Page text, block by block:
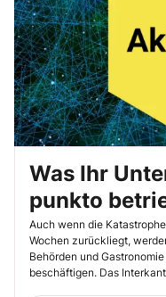
Was Ihr
punkto
Auch wenn die
Wochen zurückliegt,
Behörden und
beschäftigen. Das